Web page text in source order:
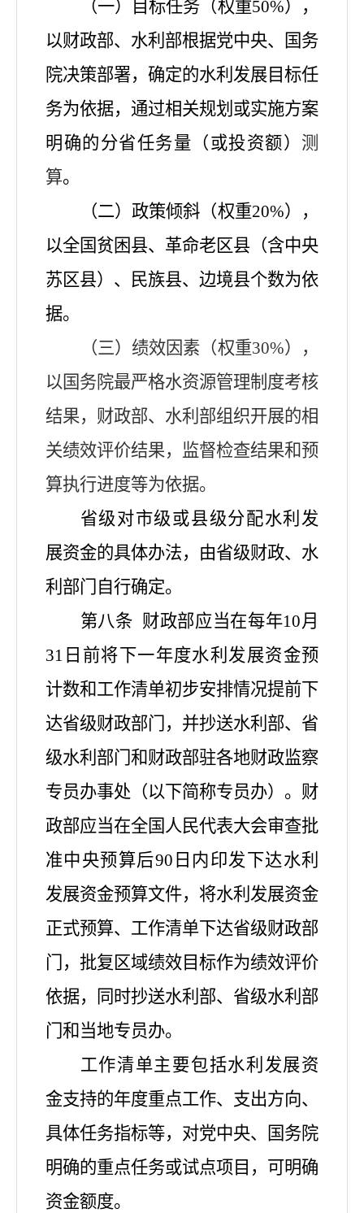
（一） 目标任务 （权重50%），
以财政部、水利部根据党中央、国务
院决策部署，确定的水利发展目标任
务为依据， 通过相关规划 或实施方案
明确的分省任务量（或投资额） 测
算。
（二） 政策倾斜（权重20%），
以全国贫困县、革命老区县（含中央
苏区县）、民族县、边境县个数为依
据。
（三） 绩效因素（权重30%），
以国务院最严格水资源管理制度考核
结果，财政部、水利部组织开展的相
关绩效评价结果，监督检查结果和预
算执行进度等为依据。
省级对市级或县级分配水利发
展资金的具体办法，由省级财政、水
利部门自行确定。
第八条 财政部应当在每年10月
31日前将下一年度水利发展资金预
计数和工作清单初步安排情况提前下
达省级财政部门，并抄送水利部、省
级水利部门和财政部驻各地财政监察
专员办事处（以下简称专员办）。财
政部应当在全国人民代表大会审查批
准中央预算后90日内印发下达水利
发展资金预算文件，将水利发展资金
正式预算、工作清单下达省级财政部
门，批复区域绩效目标作为绩效评价
依据，同时抄送水利部、省级水利部
门和当地专员办。
工作清单主要包括水利发展资
金支持的年度重点工作、支出方向、
具体任务指标等，对党中央、国务院
明确的重点任务或试点项目，可明确
资金额度。